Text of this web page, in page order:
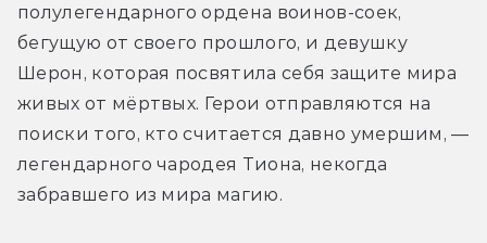
полулегендарного ордена воинов-соек,
бегущую от своего прошлого, и девушку
Шерон, которая посвятила себя защите мира
живых от мёртвых. Герои отправляются на
поиски того, кто считается давно умершим, —
легендарного чародея Тиона, некогда
забравшего из мира магию.